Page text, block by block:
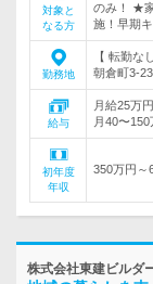
対象と
なる方
のみ！ ★
施！早期
勤務地
【 転勤な
朝倉町3-
給与
月給25万
月40〜
初年度
年収
350万円～
株式会社東建ビルダ